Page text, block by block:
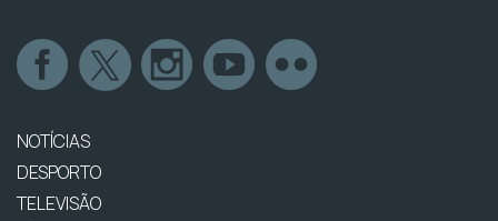
NOTÍCIAS
DESPORTO
TELEVISÃO